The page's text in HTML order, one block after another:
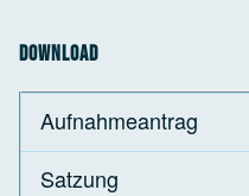
Download
Aufnahmeantrag
Satzung